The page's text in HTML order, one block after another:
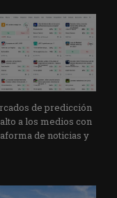
de predicción
a los medios con
de noticias y